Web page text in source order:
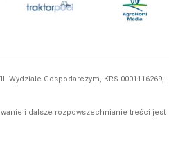
Gospodarczym, KRS 0001116269,
i dalsze rozpowszechnianie treści jest